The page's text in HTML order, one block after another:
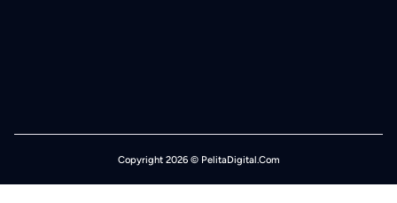
Copyright 2026 © PelitaDigital.Com